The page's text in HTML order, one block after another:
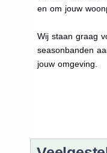
en om jouw
Wij staan graag
seasonbanden
jouw omgeving.